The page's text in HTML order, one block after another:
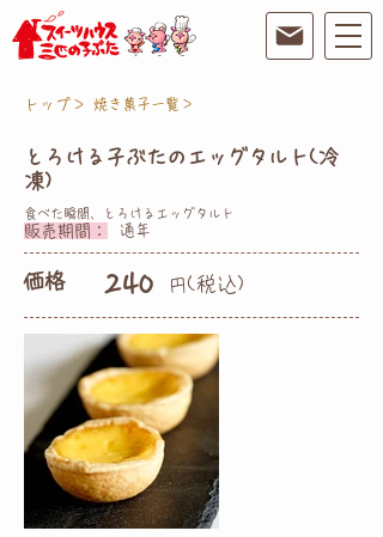
トップ＞ 焼き菓子一覧＞
とろける子ぶたのエッグタルト(冷
凍)
食べた瞬間、とろけるエッグタルト
販売期間： 通年
価格 240 円(税込)